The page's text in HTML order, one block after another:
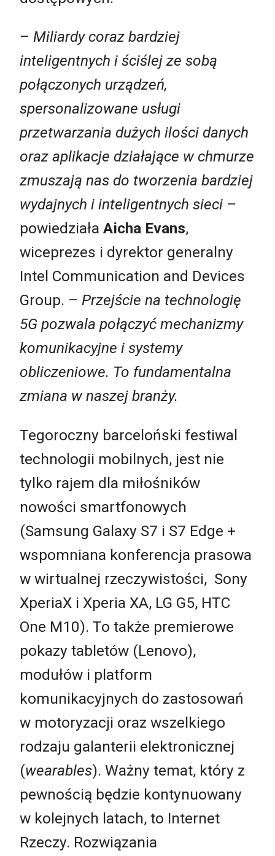
– Miliardy coraz bardziej
inteligentnych i ściślej ze sobą
połączonych urządzeń,
spersonalizowane usługi
przetwarzania dużych ilości danych
oraz aplikacje działające w chmurze
zmuszają nas do tworzenia bardziej
wydajnych i inteligentnych sieci –
powiedziała Aicha Evans,
wiceprezes i dyrektor generalny
Intel Communication and Devices
Group. – Przejście na technologię
5G pozwala połączyć mechanizmy
komunikacyjne i systemy
obliczeniowe. To fundamentalna
zmiana w naszej branży.
Tegoroczny barceloński festiwal
technologii mobilnych, jest nie
tylko rajem dla miłośników
nowości smartfonowych
(Samsung Galaxy S7 i S7 Edge +
wspomniana konferencja prasowa
w wirtualnej rzeczywistości, Sony
XperiaX i Xperia XA, LG G5, HTC
One M10). To także premierowe
pokazy tabletów (Lenovo),
modułów i platform
komunikacyjnych do zastosowań
w motoryzacji oraz wszelkiego
rodzaju galanterii elektronicznej
(wearables). Ważny temat, który z
pewnością będzie kontynuowany
w kolejnych latach, to Internet
Rzeczy. Rozwiązania